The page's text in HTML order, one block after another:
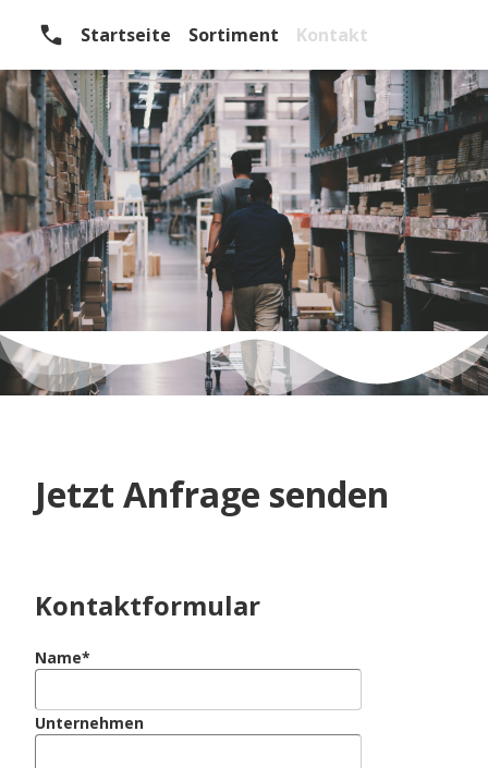
Startseite Sortiment Kontakt
Jetzt Anfrage senden
Kontaktformular
Name*
Unternehmen